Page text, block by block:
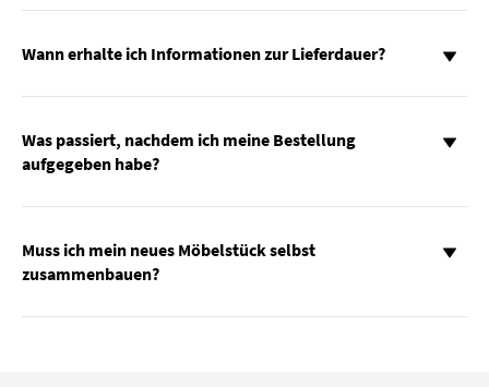
Wann erhalte ich Informationen zur Lieferdauer?
Was passiert, nachdem ich meine Bestellung
aufgegeben habe?
Muss ich mein neues Möbelstück selbst
zusammenbauen?